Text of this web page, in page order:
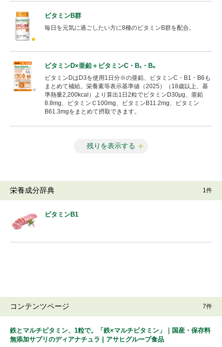
ビタミンB群
毎日を元気に過ごしたい方に8種のビタミンB群を配合。
ビタミンD×亜鉛＋ビタミンC・B₁・B₆
ビタミンDはD3を使用1日分※の亜鉛、ビタミンC・B1・B6も
まとめて補給。栄養素等表示基準値（2025）（18歳以上、基
準熱量2,200kcal）より算出1日2粒でビタミンD30μg、亜鉛
8.8mg、ビタミンＣ100mg、
ビタミンB11.2mg、
ビタミン
B61.3mgをまとめて摂取できます。
残りを表示する
栄養成分辞典 1件
ビタミンB1
コンテンツページ 7件
鉄とマルチビタミン、1粒で。「鉄×マルチビタミン」｜国産・保存料
無添加サプリのディアナチュラ | アサヒグループ食品